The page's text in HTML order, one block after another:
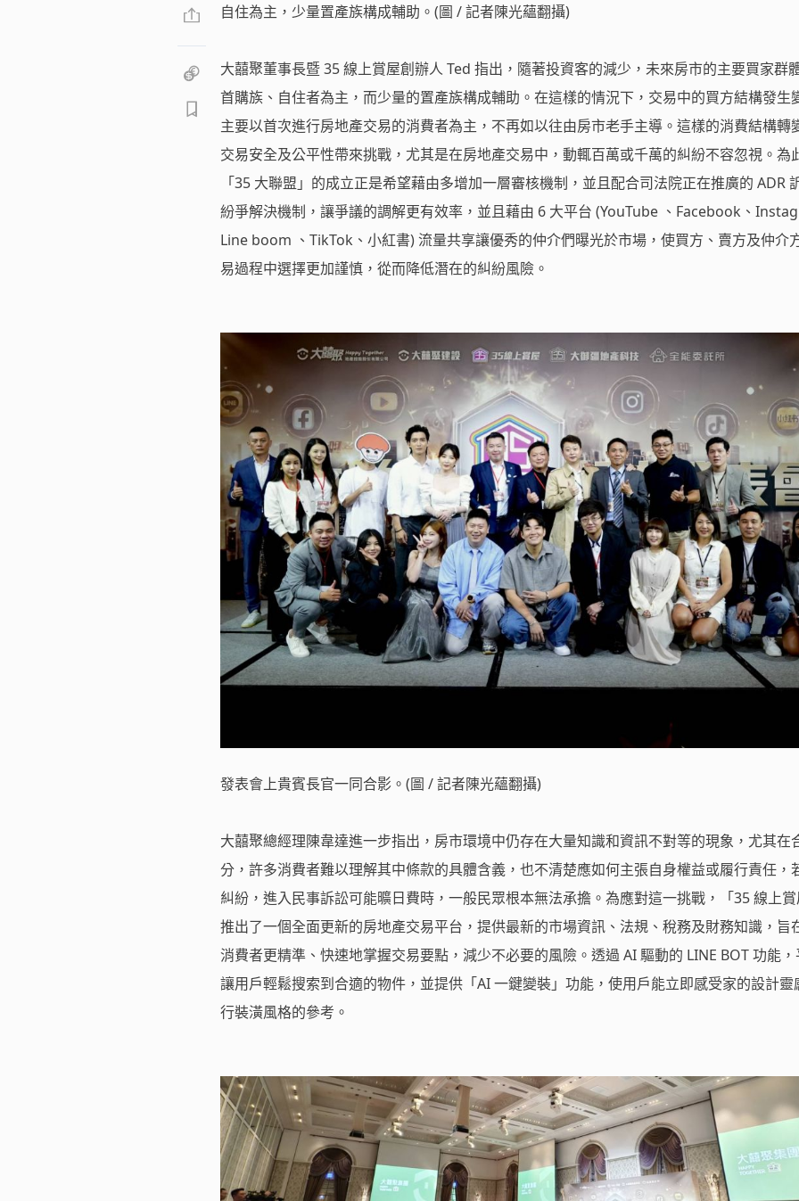
自住為主，少量置產族構成輔助。(圖 / 記者陳光蘊翻攝)
大囍聚董事長暨 35 線上賞屋創辦人 Ted 指出，隨著投資客的減少，未來房市的主要買家群
首購族、自住者為主，而少量的置產族構成輔助。在這樣的情況下，交易中的買方結構發生
主要以首次進行房地產交易的消費者為主，不再如以往由房市老手主導。這樣的消費結構轉
交易安全及公平性帶來挑戰，尤其是在房地產交易中，動輒百萬或千萬的糾紛不容忽視。為
「35 大聯盟」的成立正是希望藉由多增加一層審核機制，並且配合司法院正在推廣的 ADR
紛爭解決機制，讓爭議的調解更有效率，並且藉由 6 大平台 (YouTube 、Facebook、
Line boom 、TikTok、小紅書) 流量共享讓優秀的仲介們曝光於市場，使買方、賣方及仲介
易過程中選擇更加謹慎，從而降低潛在的糾紛風險。
發表會上貴賓長官一同合影。(圖 / 記者陳光蘊翻攝)
大囍聚總經理陳韋達進一步指出，房市環境中仍存在大量知識和資訊不對等的現象，尤其在
分，許多消費者難以理解其中條款的具體含義，也不清楚應如何主張自身權益或履行責任，
糾紛，進入民事訴訟可能曠日費時，一般民眾根本無法承擔。為應對這一挑戰，「35 線上
推出了一個全面更新的房地產交易平台，提供最新的市場資訊、法規、稅務及財務知識，旨
消費者更精準、快速地掌握交易要點，減少不必要的風險。透過 AI 驅動的 LINE BOT 功能
讓用戶輕鬆搜索到合適的物件，並提供「AI 一鍵變裝」功能，使用戶能立即感受家的設計靈
行裝潢風格的參考。